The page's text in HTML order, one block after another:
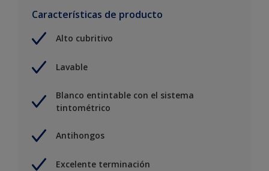
Características de producto
Alto cubritivo
Lavable
Blanco entintable con el sistema
tintométrico
Antihongos
Excelente terminación